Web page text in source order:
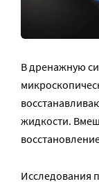
В дренажную
жидкости.
Исследования